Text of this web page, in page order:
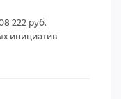
222 руб.
инициатив